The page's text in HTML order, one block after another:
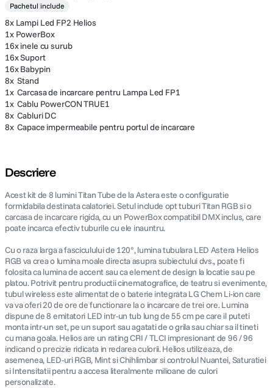
Pachetul include
8x Lampi Led FP2 Helios
1x PowerBox
16x inele cu surub
16x Suport
16x Babypin
8x Stand
1x Carcasa de incarcare pentru Lampa Led FP1
1x Cablu PowerCON TRUE1
8x Cabluri DC
8x Capace impermeabile pentru portul de incarcare
Descriere
Acest kit de 8 lumini Titan Tube de la Astera este o configuratie
formidabila destinata calatoriei. Setul include opt tuburi Titan RGB si o
carcasa de incarcare rigida, cu un PowerBox compatibil DMX inclus, care
poate incarca efectiv tuburile cu ele inauntru.
Cu o raza larga a fasciculului de 120°, lumina tubulara LED Astera Helios
RGB va crea o lumina moale directa asupra subiectului dvs., poate fi
folosita ca lumina de accent sau ca element de design la locatie sau pe
platou. Potrivit pentru productii cinematografice, de teatru si evenimente,
tubul wireless este alimentat de o baterie integrata LG Chem Li-ion care
va va oferi 20 de ore de functionare la o incarcare de trei ore. Lumina
dispune de 8 emitatori LED intr-un tub lung de 55 cm pe care il puteti
monta intr-un set, pe un suport sau agatati de o grila sau chiar sa il tineti
cu mana goala. Helios are un rating CRI / TLCI impresionant de 96 / 96
indicand o precizie ridicata in redarea culorii. Helios utilizeaza, de
asemenea, LED-uri RGB, Mint si Chihlimbar si controlul Nuantei, Saturatiei
si Intensitatii pentru a accesa literalmente milioane de culori
personalizate.